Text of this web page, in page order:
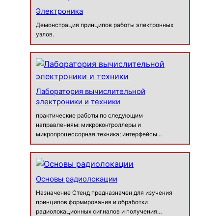
Электроника
Демонстрация принципов работы электронных
узлов.
Лаборатория вычислительной
электроники и техники
практические работы по следующим
направлениям: микроконтроллеры и
микропроцессорная техника; интерфейсы
периферийных устройств; основы аналоговой и
цифровой электроники; основы аналоговой и
цифровой схемотехники; основы электротехники;
Основы радиолокации
Назначение Стенд предназначен для изучения
принципов формирования и обработки
радиолокационных сигналов и получения